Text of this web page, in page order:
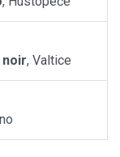
noir, Valtice